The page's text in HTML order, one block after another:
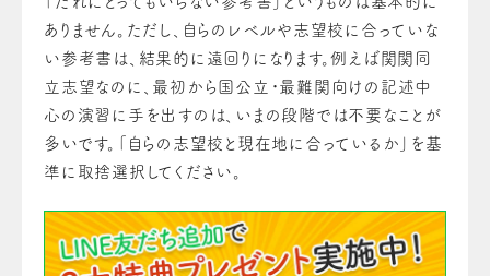
ありません。ただし、自らのレベルや志望校に合っていな
い参考書は、結果的に遠回りになります。例えば関関同
立志望なのに、最初から国公立・最難関向けの記述中
心の演習に手を出すのは、いまの段階では不要なことが
多いです。「自らの志望校と現在地に合っているか」を基
準に取捨選択してください。